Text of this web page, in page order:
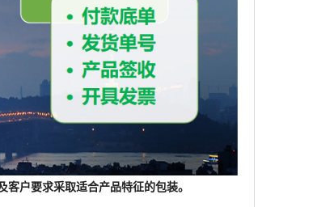
户要求采取适合产品特征的包装。
执行在限定期限内，若含量等经双方认可的
敬请谅解。